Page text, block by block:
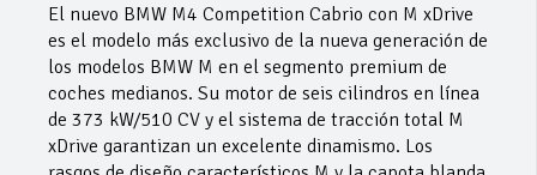
El nuevo BMW M4 Competition Cabrio con M xDrive
es el modelo más exclusivo de la nueva generación de
los modelos BMW M en el segmento premium de
coches medianos. Su motor de seis cilindros en línea
de 373 kW/510 CV y el sistema de tracción total M
xDrive garantizan un excelente dinamismo. Los